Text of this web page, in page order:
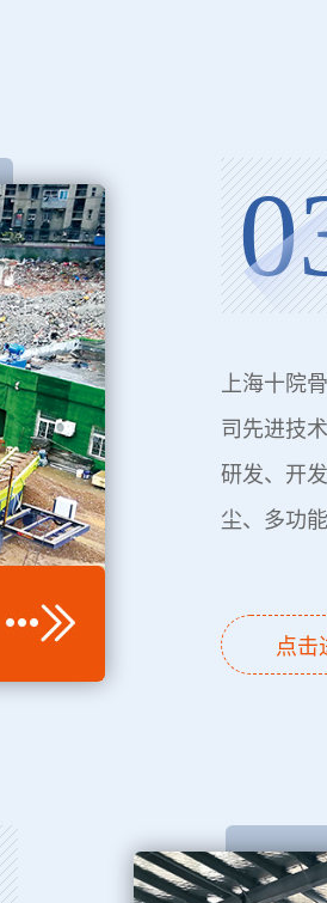
上海十院
司先进技
研发、开
尘、多功
点击